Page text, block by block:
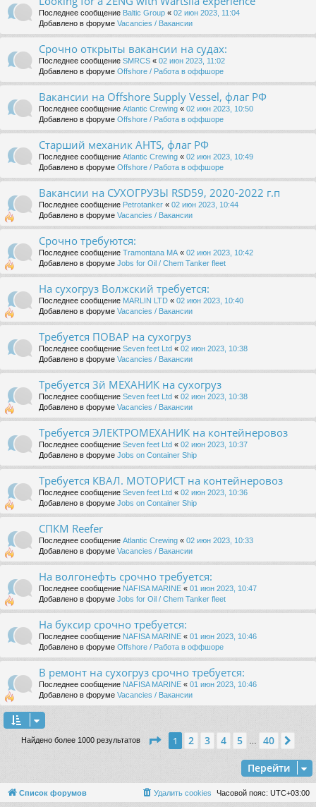
Последнее сообщение Baltic Group « 02 июн 2023, 11:04
Добавлено в форуме Vacancies / Вакансии
Срочно открыты вакансии на судах:
Последнее сообщение SMRCS « 02 июн 2023, 11:02
Добавлено в форуме Offshore / Работа в оффшоре
Вакансии на Offshore Supply Vessel, флаг РФ
Последнее сообщение Atlantic Crewing « 02 июн 2023, 10:50
Добавлено в форуме Offshore / Работа в оффшоре
Старший механик AHTS, флаг РФ
Последнее сообщение Atlantic Crewing « 02 июн 2023, 10:49
Добавлено в форуме Offshore / Работа в оффшоре
Вакансии на СУХОГРУЗЫ RSD59, 2020-2022 г.п
Последнее сообщение Petrotanker « 02 июн 2023, 10:44
Добавлено в форуме Vacancies / Вакансии
Срочно требуются:
Последнее сообщение Tramontana MA « 02 июн 2023, 10:42
Добавлено в форуме Jobs for Oil / Chem Tanker fleet
На сухогруз Волжский требуется:
Последнее сообщение MARLIN LTD « 02 июн 2023, 10:40
Добавлено в форуме Vacancies / Вакансии
Требуется ПОВАР на сухогруз
Последнее сообщение Seven feet Ltd « 02 июн 2023, 10:38
Добавлено в форуме Vacancies / Вакансии
Требуется 3й МЕХАНИК на сухогруз
Последнее сообщение Seven feet Ltd « 02 июн 2023, 10:38
Добавлено в форуме Vacancies / Вакансии
Требуется ЭЛЕКТРОМЕХАНИК на контейнеровоз
Последнее сообщение Seven feet Ltd « 02 июн 2023, 10:37
Добавлено в форуме Jobs on Container Ship
Требуется КВАЛ. МОТОРИСТ на контейнеровоз
Последнее сообщение Seven feet Ltd « 02 июн 2023, 10:36
Добавлено в форуме Jobs on Container Ship
СПКМ Reefer
Последнее сообщение Atlantic Crewing « 02 июн 2023, 10:33
Добавлено в форуме Vacancies / Вакансии
На волгонефть срочно требуется:
Последнее сообщение NAFISA MARINE « 01 июн 2023, 10:47
Добавлено в форуме Jobs for Oil / Chem Tanker fleet
На буксир срочно требуется:
Последнее сообщение NAFISA MARINE « 01 июн 2023, 10:46
Добавлено в форуме Offshore / Работа в оффшоре
В ремонт на сухогруз срочно требуется:
Последнее сообщение NAFISA MARINE « 01 июн 2023, 10:46
Добавлено в форуме Vacancies / Вакансии
Найдено более 1000 результатов Страница из 40
1 2 3 4 5 40
Перейти
Список форумов Часовой пояс: UTC+03:00
Удалить cookies